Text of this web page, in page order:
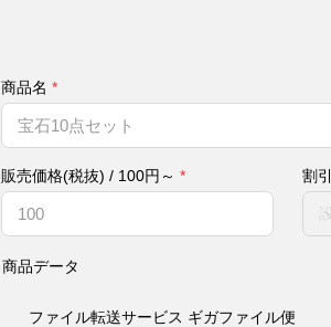
商品名
販売価格(税抜) / 100円～ 割
商品データ
ファイル転送サービス ギガファイル便